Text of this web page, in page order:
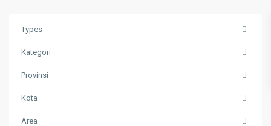
Types
Kategori
Provinsi
Kota
Area